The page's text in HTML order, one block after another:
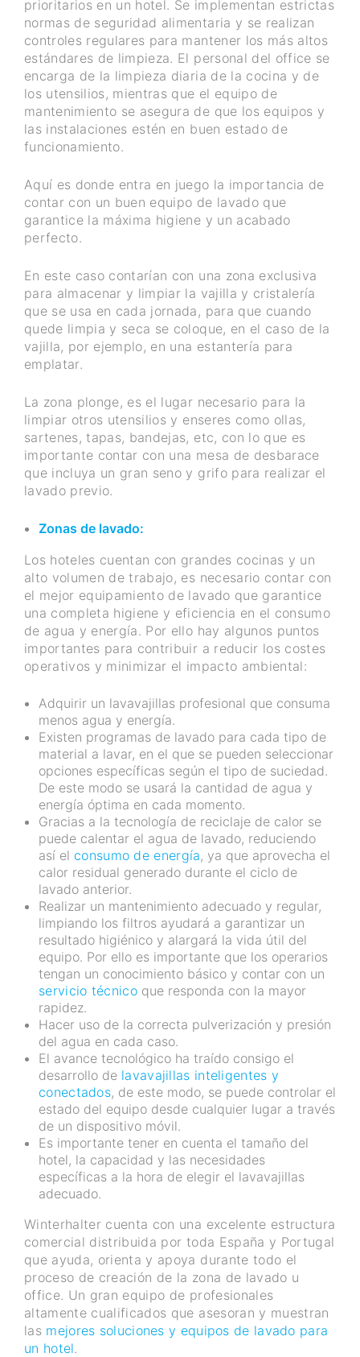
prioritarios en un hotel. Se implementan estrictas
normas de seguridad alimentaria y se realizan
controles regulares para mantener los más altos
estándares de limpieza. El personal del office se
encarga de la limpieza diaria de la cocina y de
los utensilios, mientras que el equipo de
mantenimiento se asegura de que los equipos y
las instalaciones estén en buen estado de
funcionamiento.
Aquí es donde entra en juego la importancia de
contar con un buen equipo de lavado que
garantice la máxima higiene y un acabado
perfecto.
En este caso contarían con una zona exclusiva
para almacenar y limpiar la vajilla y cristalería
que se usa en cada jornada, para que cuando
quede limpia y seca se coloque, en el caso de la
vajilla, por ejemplo, en una estantería para
emplatar.
La zona plonge, es el lugar necesario para la
limpiar otros utensilios y enseres como ollas,
sartenes, tapas, bandejas, etc, con lo que es
importante contar con una mesa de desbarace
que incluya un gran seno y grifo para realizar el
lavado previo.
Zonas de lavado:
Los hoteles cuentan con grandes cocinas y un
alto volumen de trabajo, es necesario contar con
el mejor equipamiento de lavado que garantice
una completa higiene y eficiencia en el consumo
de agua y energía. Por ello hay algunos puntos
importantes para contribuir a reducir los costes
operativos y minimizar el impacto ambiental:
Adquirir un lavavajillas profesional que consuma
menos agua y energía.
Existen programas de lavado para cada tipo de
material a lavar, en el que se pueden seleccionar
opciones específicas según el tipo de suciedad.
De este modo se usará la cantidad de agua y
energía óptima en cada momento.
Gracias a la tecnología de reciclaje de calor se
puede calentar el agua de lavado, reduciendo
así el consumo de energía, ya que aprovecha el
calor residual generado durante el ciclo de
lavado anterior.
Realizar un mantenimiento adecuado y regular,
limpiando los filtros ayudará a garantizar un
resultado higiénico y alargará la vida útil del
equipo. Por ello es importante que los operarios
tengan un conocimiento básico y contar con un
servicio técnicoque responda con la mayor
rapidez.
Hacer uso de la correcta pulverización y presión
del agua en cada caso.
El avance tecnológico ha traído consigo el
desarrollo de lavavajillas inteligentes y
conectados, de este modo, se puede controlar el
estado del equipo desde cualquier lugar a través
de un dispositivo móvil.
Es importante tener en cuenta el tamaño del
hotel, la capacidad y las necesidades
específicas a la hora de elegir el lavavajillas
adecuado.
Winterhalter cuenta con una excelente estructura
comercial distribuida por toda España y Portugal
que ayuda, orienta y apoya durante todo el
proceso de creación de la zona de lavado u
office. Un gran equipo de profesionales
altamente cualificados que asesoran y muestran
las mejores soluciones y equipos de lavado para
un hotel.